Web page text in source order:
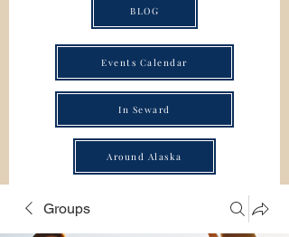
Events Calendar
In Seward
Around Alaska
BLOG
Groups